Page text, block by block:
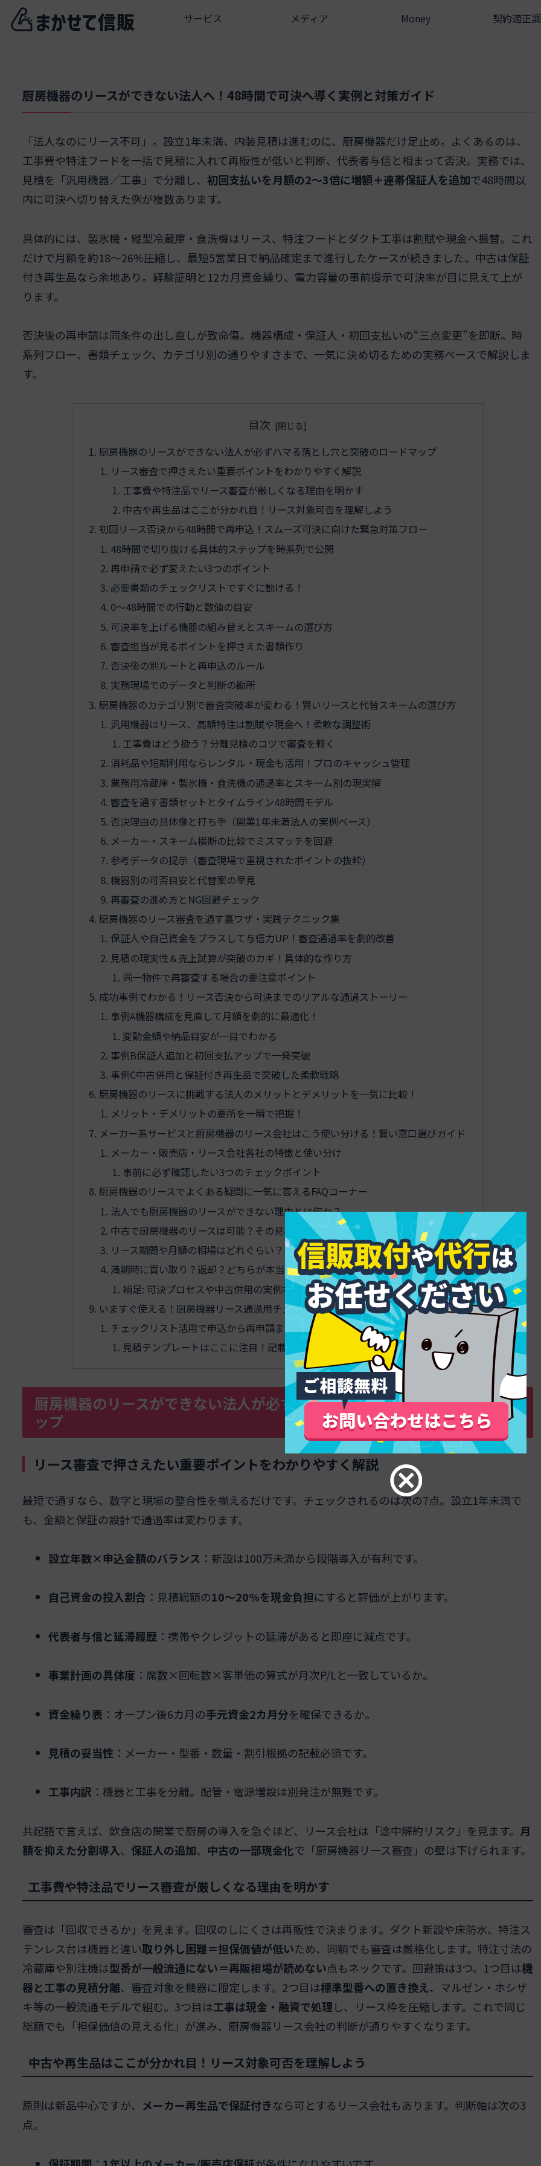
サービス メディア Money 契約適正
厨房機器のリースができない法人へ！48時間で可決へ導く実例と対策ガイド
「法人なのにリース不可」。設立1年未満、内装見積は進むのに、厨房機器だけ足止め。よくあるのは、
工事費や特注フードを一括で見積に入れて再販性が低いと判断、代表者与信と相まって否決。実務では、
見積を「汎用機器／工事」で分離し、 初回支払いを月額の2〜3倍に増額＋連帯保証人を追加で48時間以
内に可決へ切り替えた例が複数あります。
具体的には、製氷機・縦型冷蔵庫・食洗機はリース、特注フードとダクト工事は割賦や現金へ振替。これ
だけで月額を約18〜26%圧縮し、最短5営業日で納品確定まで進行したケースが続きました。中古は保証
付き再生品なら余地あり。経験証明と12カ月資金繰り、電力容量の事前提示で可決率が目に見えて上が
ります。
否決後の再申請は同条件の出し直しが致命傷。機器構成・保証人・初回支払いの“三点変更”を即断。時
系列フロー、書類チェック、カテゴリ別の通りやすさまで、一気に決め切るための実務ベースで解説しま
す。
目次
厨房機器のリースができない法人が必ずハマる落とし穴と突破のロードマップ
リース審査で押さえたい重要ポイントをわかりやすく解説
工事費や特注品でリース審査が厳しくなる理由を明かす
中古や再生品はここが分かれ目！リース対象可否を理解しよう
初回リース否決から48時間で再申込！スムーズ可決に向けた緊急対策フロー
48時間で切り抜ける具体的ステップを時系列で公開
再申請で必ず変えたい3つのポイント
必要書類のチェックリストですぐに動ける！
0〜48時間での行動と数値の目安
可決率を上げる機器の組み替えとスキームの選び方
審査担当が見るポイントを押さえた書類作り
否決後の別ルートと再申込のルール
実務現場でのデータと判断の勘所
厨房機器のカテゴリ別で審査突破率が変わる！賢いリースと代替スキームの選び方
汎用機器はリース、高額特注は割賦や現金へ！柔軟な調整術
工事費はどう扱う？分離見積のコツで審査を軽く
消耗品や短期利用ならレンタル・現金も活用！プロのキャッシュ管理
業務用冷蔵庫・製氷機・食洗機の通過率とスキーム別の現実解
審査を通す書類セットとタイムライン48時間モデル
否決理由の具体像と打ち手（開業1年未満法人の実例ベース）
メーカー・スキーム横断の比較でミスマッチを回避
参考データの提示（審査現場で重視されたポイントの抜粋）
機器別の可否目安と代替案の早見
再審査の進め方とNG回避チェック
厨房機器のリース審査を通す裏ワザ・実践テクニック集
保証人や自己資金をプラスして与信力UP！審査通過率を劇的改善
見積の現実性＆売上試算が突破のカギ！具体的な作り方
同一物件で再審査する場合の要注意ポイント
成功事例でわかる！リース否決から可決までのリアルな通過ストーリー
事例A機器構成を見直して月額を劇的に最適化！
変動金額や納品目安が一目でわかる
事例B保証人追加と初回支払アップで一発突破
事例C中古併用と保証付き再生品で突破した柔軟戦略
厨房機器のリースに挑戦する法人のメリットとデメリットを一気に比較！
メリット・デメリットの要所を一瞬で把握！
メーカー系サービスと厨房機器のリース会社はこう使い分ける！賢い窓口選びガイド
メーカー・販売店・リース会社各社の特徴と使い分け
事前に必ず確認したい3つのチェックポイント
厨房機器のリースでよくある疑問に一気に答えるFAQコーナー
法人でも厨房機器のリースができない理由とは何か？
中古で厨房機器のリースは可能？その見極めポイント
リース期間や月額の相場はどれぐらい？
満期時に買い取り？返却？どちらが本当に得になるのか
補足: 可決プロセスや中古併用の実例ポイントも簡潔に
いますぐ使える！厨房機器リース通過用チェックリスト＆見積テンプレート
チェックリスト活用で申込から再申請まで抜け漏れゼロへ！
見積テンプレートはここに注目！記載方法のベストプラクティス
厨房機器のリースができない法人が必ずハマる落とし穴と突破のロードマ
ップ
リース審査で押さえたい重要ポイントをわかりやすく解説
最短で通すなら、数字と現場の整合性を揃えるだけです。チェックされるのは次の7点。設立1年未満で
も、金額と保証の設計で通過率は変わります。
設立年数×申込金額のバランス ：新設は100万未満から段階導入が有利です。
自己資金の投入割合 ：見積総額の10～20%を現金負担にすると評価が上がります。
代表者与信と延滞履歴 ：携帯やクレジットの延滞があると即座に減点です。
事業計画の具体度 ：席数×回転数×客単価の算式が月次P/Lと一致しているか。
資金繰り表 ：オープン後6カ月の手元資金2カ月分を確保できるか。
見積の妥当性 ：メーカー・型番・数量・割引根拠の記載必須です。
工事内訳 ：機器と工事を分離。配管・電源増設は別発注が無難です。
共起語で言えば、飲食店の開業で厨房の導入を急ぐほど、リース会社は「途中解約リスク」を見ます。 月
額を抑えた分割導入、 保証人の追加、 中古の一部現金化で「厨房機器リース審査」の壁は下げられます。
工事費や特注品でリース審査が厳しくなる理由を明かす
審査は「回収できるか」を見ます。回収のしにくさは再販性で決まります。ダクト新設や床防水、特注ス
テンレス台は機器と違い取り外し困難＝担保価値が低いため、同額でも審査は厳格化します。特注寸法の
冷蔵庫や別注機は型番が一般流通にない＝再販相場が読めない点もネックです。回避策は3つ。1つ目は機
器と工事の見積分離、審査対象を機器に限定します。2つ目は標準型番への置き換え 、マルゼン・ホシザ
キ等の一般流通モデルで組む。3つ目は工事は現金・融資で処理し、リース枠を圧縮します。これで同じ
総額でも「担保価値の見える化」が進み、厨房機器リース会社の判断が通りやすくなります。
中古や再生品はここが分かれ目！リース対象可否を理解しよう
原則は新品中心ですが、 メーカー再生品で保証付きなら可とするリース会社もあります。判断軸は次の3
点。